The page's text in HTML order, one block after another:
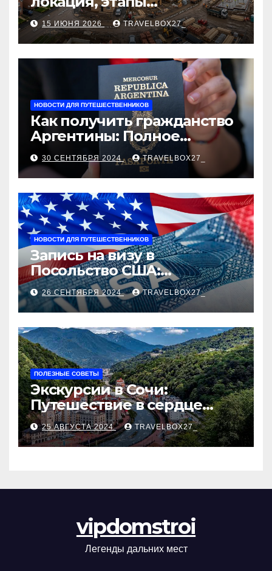
строительства, проверка
застройщика, сценарии
оформления сделки и
рыночные ориентиры
15 ИЮНЯ 2026 TRAVELBOX27_
НОВОСТИ ДЛЯ ПУТЕШЕСТВЕННИКОВ
Как получить гражданство
Аргентины: Полное
руководство
30 СЕНТЯБРЯ 2024 TRAVELBOX27_
НОВОСТИ ДЛЯ ПУТЕШЕСТВЕННИКОВ
Запись на визу в
Посольство США:
Пошаговое руководство
26 СЕНТЯБРЯ 2024 TRAVELBOX27_
ПОЛЕЗНЫЕ СОВЕТЫ
Экскурсии в Сочи:
Путешествие в сердце
Черноморского курорта
25 АВГУСТА 2024 TRAVELBOX27_
vipdomstroi
Легенды дальних мест